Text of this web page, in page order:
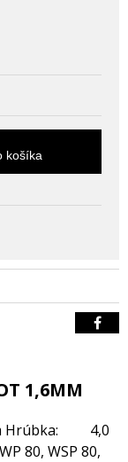
košíka
1,6MM
Hrúbka: 4,0
80, WSP 80,